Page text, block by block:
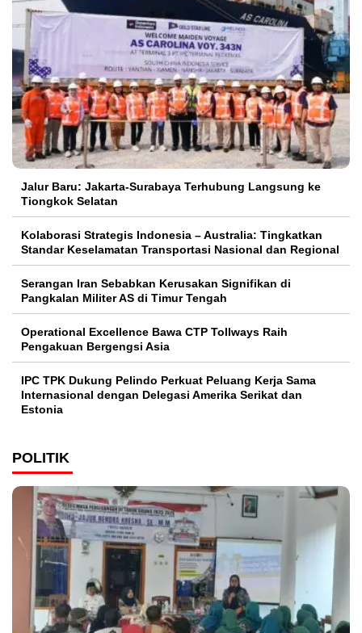
Jalur Baru: Jakarta-Surabaya Terhubung Langsung ke
Tiongkok Selatan
Kolaborasi Strategis Indonesia – Australia: Tingkatkan
Standar Keselamatan Transportasi Nasional dan Regional
Serangan Iran Sebabkan Kerusakan Signifikan di
Pangkalan Militer AS di Timur Tengah
Operational Excellence Bawa CTP Tollways Raih
Pengakuan Bergengsi Asia
IPC TPK Dukung Pelindo Perkuat Peluang Kerja Sama
Internasional dengan Delegasi Amerika Serikat dan
Estonia
POLITIK